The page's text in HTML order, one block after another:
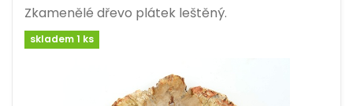
Zkamenělé dřevo plátek leštěný.
skladem 1 ks